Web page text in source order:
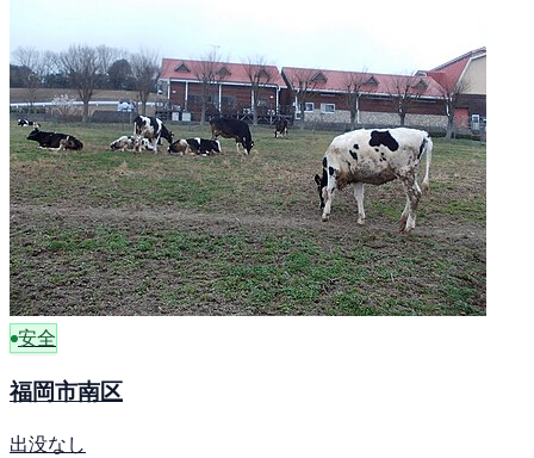
安全
福岡市南区
出没なし